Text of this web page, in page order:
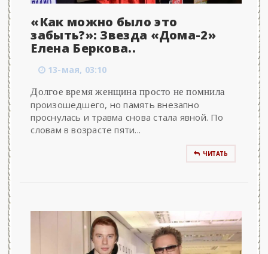
«Как можно было это
забыть?»: Звезда «Дома-2»
Елена Беркова..
13-мая, 03:10
Долгое время женщина просто не помнила
произошедшего, но память внезапно
проснулась и травма снова стала явной. По
словам в возрасте пяти...
ЧИТАТЬ